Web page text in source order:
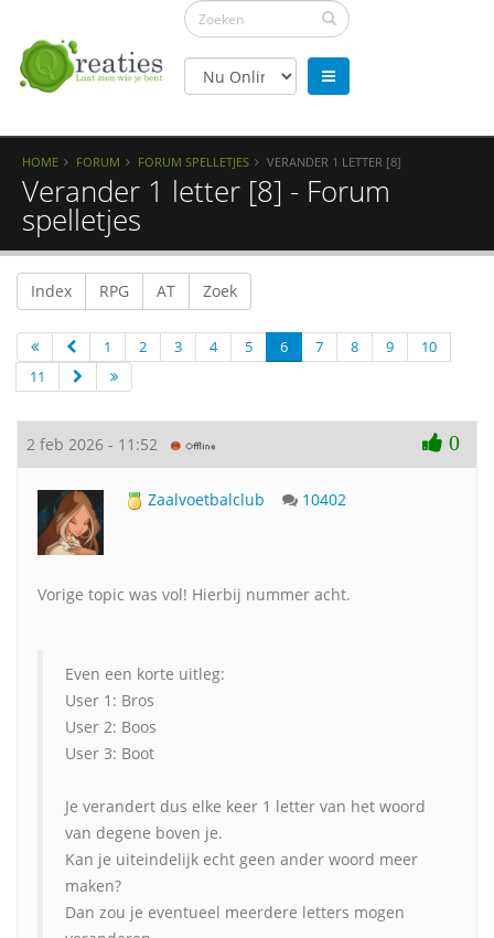
HOME FORUM FORUM SPELLETJES VERANDER 1 LETTER [8]
Verander 1 letter [8] - Forum
spelletjes
Index RPG AT Zoek
1 2 3 4 5 6 7 8 9
10
11
2 feb 2026 - 11:52 0
Zaalvoetbalclub 10402
Vorige topic was vol! Hierbij nummer acht.
Even een korte uitleg:
User 1: Bros
User 2: Boos
User 3: Boot
Je verandert dus elke keer 1 letter van het woord
van degene boven je.
Kan je uiteindelijk echt geen ander woord meer
maken?
Dan zou je eventueel meerdere letters mogen